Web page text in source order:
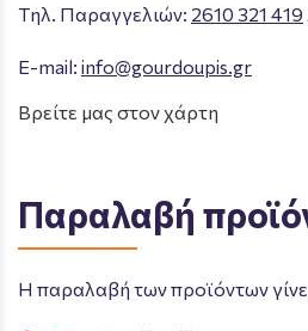
Tηλ. Παραγγελιών: 2610 321 419
E-mail: info@gourdoupis.gr
Βρείτε μας στον χάρτη
Παραλαβή
Η παραλαβή των προϊόντων